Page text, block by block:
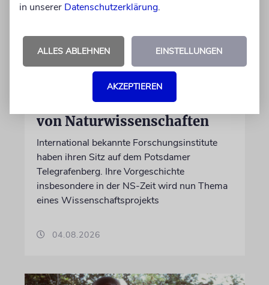
Forschung zu NS-Geschichte
von Naturwissenschaften
International bekannte Forschungsinstitute
haben ihren Sitz auf dem Potsdamer
Telegrafenberg. Ihre Vorgeschichte
insbesondere in der NS-Zeit wird nun Thema
eines Wissenschaftsprojekts
04.08.2026
in unserer Datenschutzerklärung.
ALLES ABLEHNEN EINSTELLUNGEN
AKZEPTIEREN